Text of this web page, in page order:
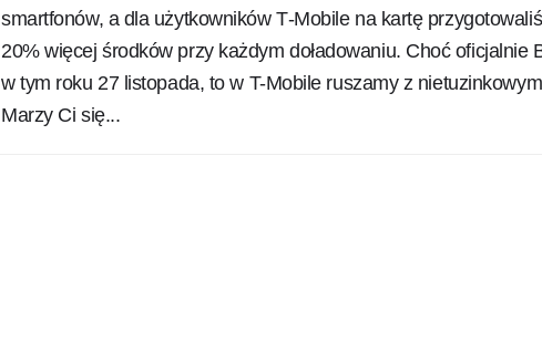
smartfonów, a dla użytkowników T‑Mobile na kartę
20% więcej środków przy każdym doładowaniu. Choć oficjalnie
w tym roku 27 listopada, to w T-Mobile ruszamy z
Marzy Ci się...